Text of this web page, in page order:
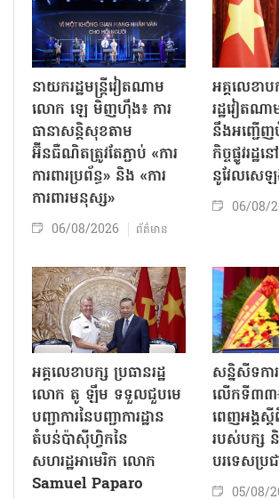
នាយករដ្ឋមន្ត្រីវៀតណាម
លោក ឡេ មិញហ៊ឹង៖ ការ
ធានាសន្តិសុខតាម
អ៊ីនធឺណិតត្រូវតែភ្ជាប់ «ការ
ការពារប្រព័ន្ធ» និង «ការ
ការពារមនុស្ស»
06/08/2026 ព័ត៌មាន
អគ្គលេខាប
រដ្ឋវៀត
នឹងអញ្ជើ
កិច្ចផ្លូវរដ្
នូវែលសេ
06/08/
អគ្គលេខាបក្ស ប្រធានរដ្ឋ
លោក តូ ឡឹម ទទួលជួបមេ
បញ្ជាការនៃបញ្ជាការដ្ឋាន
តំបន់ប៉ាស៊ីហ្វិកនៃ
សហរដ្ឋអាមេរិក លោក
Samuel Paparo
សន្និសីទកា
លើកទី៣៣
ពេញអង្គស្តី
របស់​បក្ស និ
បរទេសប្រ
05/08/